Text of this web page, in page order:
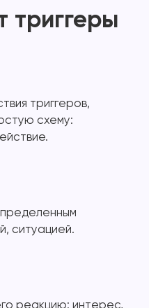
триггеры
триггеров,
схему:
ситуацией.